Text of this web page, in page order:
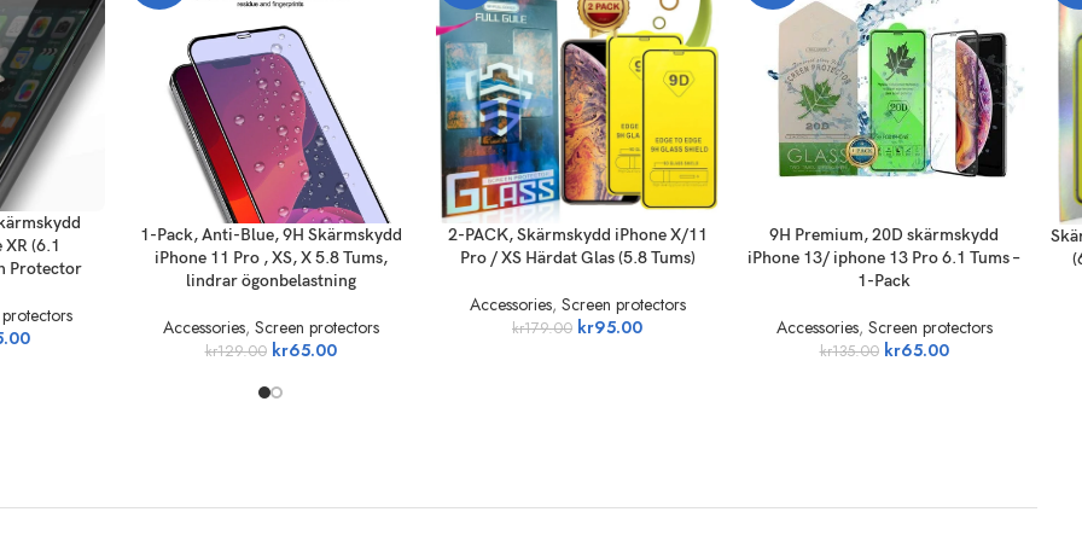
(6.1
Protector
ADD TO CART
1-Pack, Anti-Blue, 9H Skärmskydd
iPhone 11 Pro , XS, X 5.8 Tums,
lindrar ögonbelastning
Accessories, Screen protectors
kr129.00 kr65.00
ADD TO CART
2-PACK, Skärmskydd iPhone X/11
Pro / XS Härdat Glas (5.8 Tums)
Accessories, Screen protectors
kr179.00 kr95.00
ADD TO CART
9H Premium, 20D skärmskydd
iPhone 13/ iphone 13 Pro 6.1 Tums –
1-Pack
Accessories, Screen protectors
kr135.00 kr65.00